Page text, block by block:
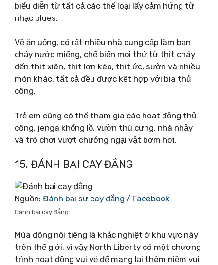
biểu diễn từ tất cả các thể loại lấy cảm hứng từ
nhạc blues.
Về ăn uống, có rất nhiều nhà cung cấp làm bạn
chảy nước miếng, chế biến mọi thứ từ thịt cháy
đến thịt xiên, thịt lợn kéo, thịt ức, sườn và nhiều
món khác, tất cả đều được kết hợp với bia thủ
công.
Trẻ em cũng có thể tham gia các hoạt động thủ
công, jenga khổng lồ, vườn thú cưng, nhà nhảy
và trò chơi vượt chướng ngại vật bơm hơi.
15. ĐÁNH BẠI CAY ĐẮNG
Nguồn: Đánh bại sự cay đắng / Facebook
Đánh bại cay đắng
Mùa đông nổi tiếng là khắc nghiệt ở khu vực này
trên thế giới, vì vậy North Liberty có một chương
trình hoạt động vui vẻ để mang lại thêm niềm vui